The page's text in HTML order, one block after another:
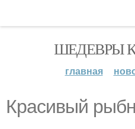
ШЕДЕВРЫ
главная
Красивый